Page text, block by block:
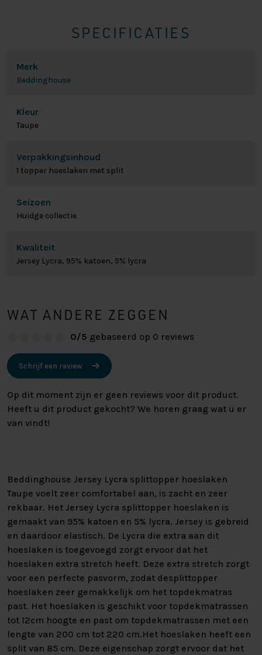
SPECIFICATIES
Merk
Beddinghouse
Kleur
Taupe
Verpakkingsinhoud
1 topper hoeslaken met split
Seizoen
Huidge collectie
Kwaliteit
Jersey Lycra, 95% katoen, 5% lycra
WAT ANDERE ZEGGEN
0/5 gebaseerd op 0 reviews
Schrijf een review
Op dit moment zijn er geen reviews voor dit product.
Heeft u dit product gekocht? We horen graag wat u er
van vindt!
Beddinghouse Jersey Lycra splittopper hoeslaken
Taupe voelt zeer comfortabel aan, is zacht en zeer
rekbaar. Het Jersey Lycra splittopper hoeslaken is
gemaakt van 95% katoen en 5% lycra. Jersey is gebreid
en daardoor elastisch. De Lycra die extra aan dit
hoeslaken is toegevoegd zorgt ervoor dat het
hoeslaken extra stretch heeft. Deze extra stretch zorgt
voor een perfecte pasvorm, zodat desplittopper
hoeslaken zeer gemakkelijk om het topdekmatras
past. Het hoeslaken is geschikt voor topdekmatrassen
tot 12cm hoogte en past om topdekmatrassen met een
lengte van 200 cm tot 220 cm.Het hoeslaken heeft een
split van 85 cm. Deze eigenschap zorgt ervoor dat het